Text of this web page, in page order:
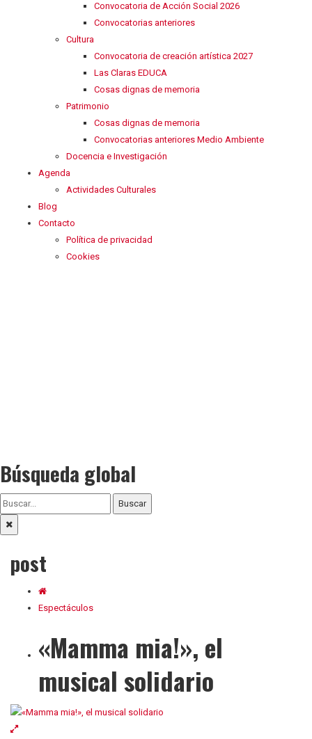
Convocatoria de Acción Social 2026
Convocatorias anteriores
Cultura
Convocatoria de creación artística 2027
Las Claras EDUCA
Cosas dignas de memoria
Patrimonio
Cosas dignas de memoria
Convocatorias anteriores Medio Ambiente
Docencia e Investigación
Agenda
Actividades Culturales
Blog
Contacto
Política de privacidad
Cookies
Búsqueda global
Buscar
post
Espectáculos
«Mamma mia!», el
musical solidario